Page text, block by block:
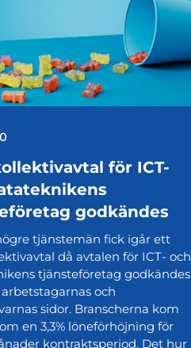
för ICT-
godkändes
tjänstemän fick igår ett
då avtalen för ICT- och
tjänsteföretag godkändes
och
sidor. Branscherna kom
en 3,3% löneförhöjning för
kontraktsperiod. Det hur